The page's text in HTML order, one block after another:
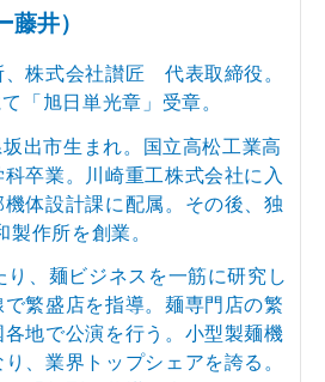
井）
、株式会社讃匠 代表取締役。
「旭日単光章」受章。
出市生まれ。国立高松工業高
卒業。川崎重工株式会社に入
体設計課に配属。その後、独
作所を創業。
、麺ビジネスを一筋に研究し
繁盛店を指導。麺専門店の繁
地で公演を行う。小型製麺機
、業界トップシェアを誇る。